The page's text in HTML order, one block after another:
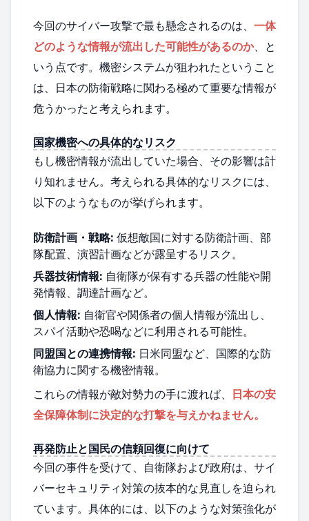
今回のサイバー攻撃で最も懸念されるのは、 一体
どのような情報が流出した可能性があるのか、と
いう点です。機密システムが狙われたということ
は、日本の防衛戦略に関わる極めて重要な情報が
危うかったと考えられます。
国家機密への具体的なリスク
もし機密情報が流出していた場合、その影響は計
り知れません。考えられる具体的なリスクには、
以下のようなものが挙げられます。
防衛計画・戦略: 仮想敵国に対する防衛計画、部
隊配置、演習計画などが露呈するリスク。
兵器技術情報: 自衛隊が保有する兵器の性能や開
発情報、調達計画など。
個人情報: 自衛官や関係者の個人情報が流出し、
スパイ活動や恐喝などに利用される可能性。
同盟国との連携情報: 日米同盟など、国際的な防
衛協力に関する機密情報。
これらの情報が敵対勢力の手に渡れば、 日本の安
全保障体制に決定的な打撃を与えかねません。
再発防止と国民の信頼回復に向けて
今回の事件を受けて、自衛隊および政府は、サイ
バーセキュリティ対策の抜本的な見直しを迫られ
ています。具体的には、以下のような対策強化が